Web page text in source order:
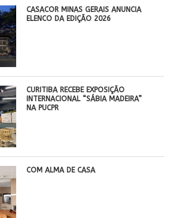
CASACOR MINAS GERAIS ANUNCIA
ELENCO DA EDIÇÃO 2026
CURITIBA RECEBE EXPOSIÇÃO
INTERNACIONAL “SÁBIA MADEIRA”
NA PUCPR
COM ALMA DE CASA